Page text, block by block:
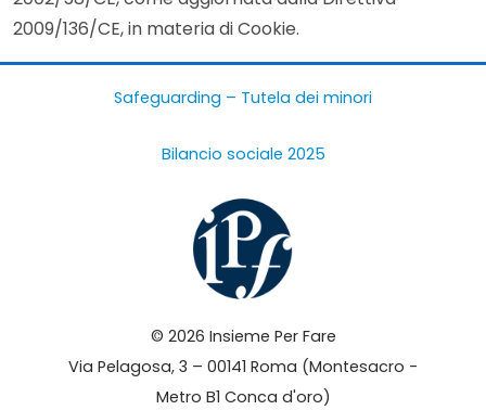
2009/136/CE, in materia di Cookie.
Safeguarding – Tutela dei minori
Bilancio sociale 2025
© 2026 Insieme Per Fare
Via Pelagosa, 3 – 00141 Roma (Montesacro -
Metro B1 Conca d'oro)